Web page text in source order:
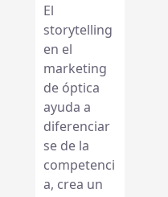
El
storytelling
en el
marketing
de óptica
ayuda a
diferenciar
se de la
competenci
a, crea un